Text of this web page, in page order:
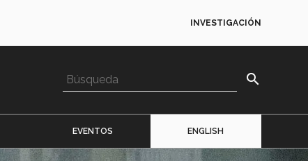
INVESTIGACIÓN
search
EVENTOS ENGLISH